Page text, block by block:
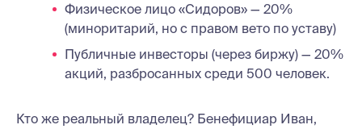
Физическое лицо «Сидоров» — 20%
(миноритарий, но с правом вето по уставу)
Публичные инвесторы (через биржу) — 20%
акций, разбросанных среди 500 человек.
Кто же реальный владелец? Бенефициар Иван,